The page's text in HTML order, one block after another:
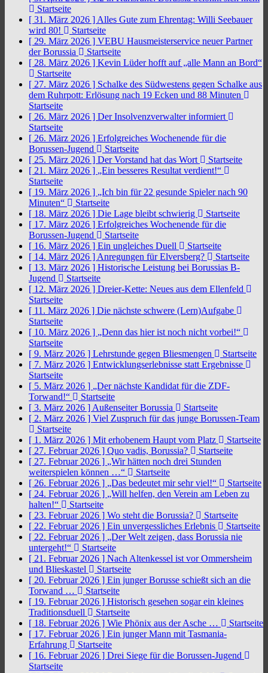
Startseite
[ 31. März 2026 ] Alles Gute zum Ehrentag: Willi Seebauer
wird 80!
Startseite
[ 29. März 2026 ] VEBU Hausmeisterservice neuer Partner
der Borussia
Startseite
[ 28. März 2026 ] Kevin Lüder hofft auf „alle Mann an Bord“
Startseite
[ 27. März 2026 ] Schalke des Südwestens gegen Schalke aus
dem Ruhrpott: Erlösung nach 19 Ecken und 88 Minuten
Startseite
[ 26. März 2026 ] Der Insolvenzverwalter informiert
Startseite
[ 26. März 2026 ] Erfolgreiches Wochenende für die
Borussen-Jugend
Startseite
[ 25. März 2026 ] Der Vorstand hat das Wort
Startseite
[ 21. März 2026 ] „Ein besseres Resultat verdient!“
Startseite
[ 19. März 2026 ] „Ich bin für 22 gesunde Spieler nach 90
Minuten“
Startseite
[ 18. März 2026 ] Die Lage bleibt schwierig
Startseite
[ 17. März 2026 ] Erfolgreiches Wochenende für die
Borussen-Jugend
Startseite
[ 16. März 2026 ] Ein ungleiches Duell
Startseite
[ 14. März 2026 ] Anregungen für Elversberg?
Startseite
[ 13. März 2026 ] Historische Leistung bei Borussias B-
Jugend
Startseite
[ 12. März 2026 ] Dreier-Kette: Neues aus dem Ellenfeld
Startseite
[ 11. März 2026 ] Die nächste schwere (Lern)Aufgabe
Startseite
[ 10. März 2026 ] „Denn das hier ist noch nicht vorbei!“
Startseite
[ 9. März 2026 ] Lehrstunde gegen Bliesmengen
Startseite
[ 7. März 2026 ] Entwicklungserlebnisse statt Ergebnisse
Startseite
[ 5. März 2026 ] „Der nächste Kandidat für die ZDF-
Torwand!“
Startseite
[ 3. März 2026 ] Außenseiter Borussia
Startseite
[ 2. März 2026 ] Viel Zuspruch für das junge Borussen-Team
Startseite
[ 1. März 2026 ] Mit erhobenem Haupt vom Platz
Startseite
[ 27. Februar 2026 ] Quo vadis, Borussia?
Startseite
[ 27. Februar 2026 ] „Wir hätten noch drei Stunden
weiterspielen können …“
Startseite
[ 26. Februar 2026 ] „Das bedeutet mir sehr viel!“
Startseite
[ 24. Februar 2026 ] „Will helfen, den Verein am Leben zu
halten!“
Startseite
[ 23. Februar 2026 ] Wo steht die Borussia?
Startseite
[ 22. Februar 2026 ] Ein unvergessliches Erlebnis
Startseite
[ 22. Februar 2026 ] „Der Welt zeigen, dass Borussia nie
untergeht!“
Startseite
[ 21. Februar 2026 ] Nach Altenkessel ist vor Ommersheim
und Blieskastel
Startseite
[ 20. Februar 2026 ] Ein junger Borusse schießt sich an die
Torwand …
Startseite
[ 19. Februar 2026 ] Historisch gesehen sogar ein kleines
Traditionsduell
Startseite
[ 18. Februar 2026 ] Wie Phönix aus der Asche …
Startseite
[ 17. Februar 2026 ] Ein junger Mann mit Tasmania-
Erfahrung
Startseite
[ 16. Februar 2026 ] Drei Siege für die Borussen-Jugend
Startseite